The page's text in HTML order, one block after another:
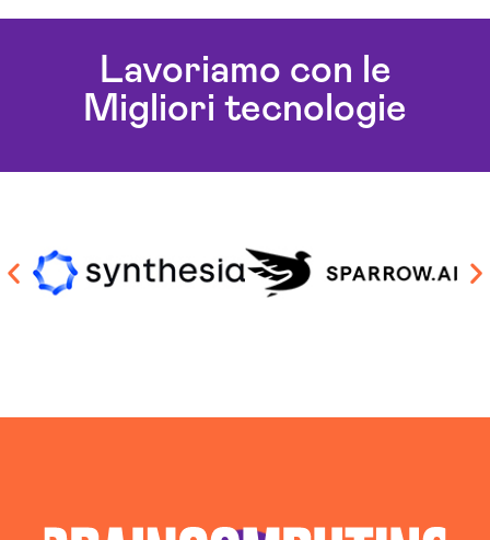
Lavoriamo con le
Migliori tecnologie